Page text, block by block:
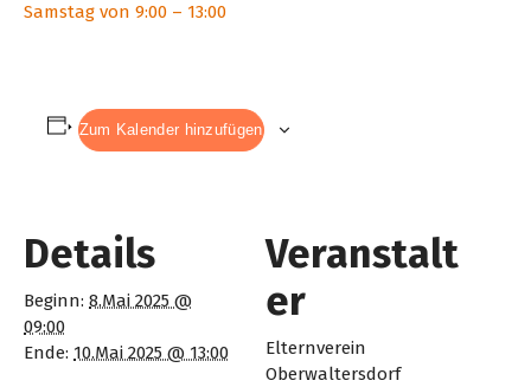
Samstag von 9:00 – 13:00
Zum Kalender hinzufügen
Details
Beginn: 8.Mai 2025 @
09:00
Ende: 10.Mai 2025 @ 13:00
Veranstalt
er
Elternverein
Oberwaltersdorf